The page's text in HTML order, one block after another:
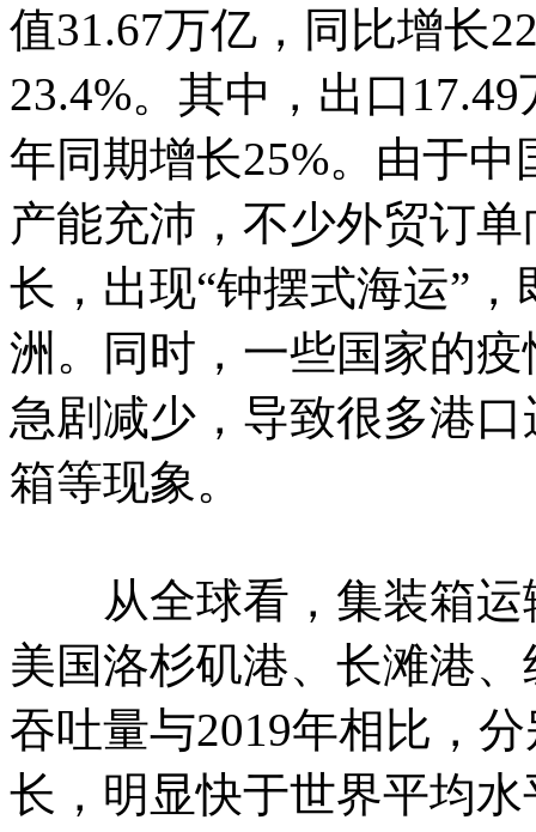
值31.67万亿，同比增长
23.4%。其中，出口
年同期增长25%。由于
产能充沛，不少外贸订
长，出现“钟摆式海运”
洲。同时，一些国家的
急剧减少，导致很多港
箱等现象。
从全球看，集装箱运
美国洛杉矶港、长滩港
吞吐量与2019年相比，
长，明显快于世界平均